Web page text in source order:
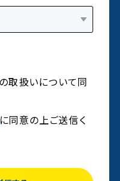
扱いについて同
に同意の上ご送信く